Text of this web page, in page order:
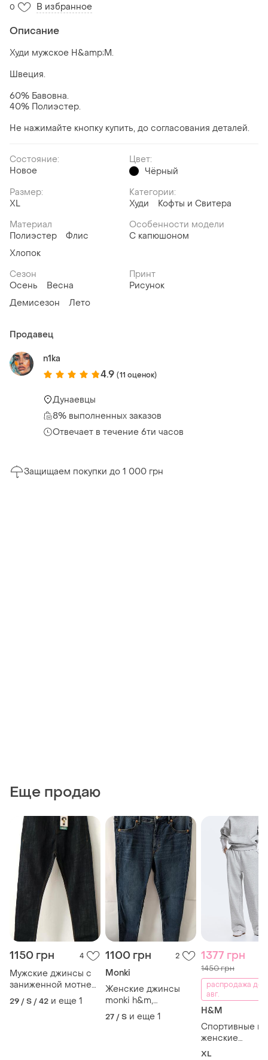
0 В избранное
Описание
Худи мужское H&amp;M.
Швеция.
60% Бавовна.
40% Полиэстер.
Не нажимайте кнопку купить, до согласования деталей.
Состояние:
Новое
Цвет:
Чёрный
Размер:
XL
Категории:
Худи
Кофты и Свитера
Материал
Полиэстер
Флис
Хлопок
Особенности модели
С капюшоном
Сезон
Осень
Весна
Демисезон
Лето
Принт
Рисунок
Продавец
n1ka
4.9 (11 оценок)
Дунаевцы
8% выполненных заказов
Отвечает в течение 6ти часов
Защищаем покупки до 1 000 грн
Еще продаю
1150 грн 4
Мужские джинсы с
заниженной мотней
sweet
sktbs,скини,зауженные,тертые,брюки,штаны,купить,штанв
29 / S / 42 и еще 1
1100 грн 2
Monki
Женские джинсы
monki h&m,
стильные, вареные,
варенки, тертые,
27 / S и еще 1
1377 грн
1450 грн
распродажа до
авг.
H&M
Спортивные
женские
XL